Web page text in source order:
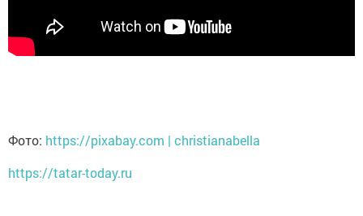
Фото: https://pixabay.com | christianabella
https://tatar-today.ru